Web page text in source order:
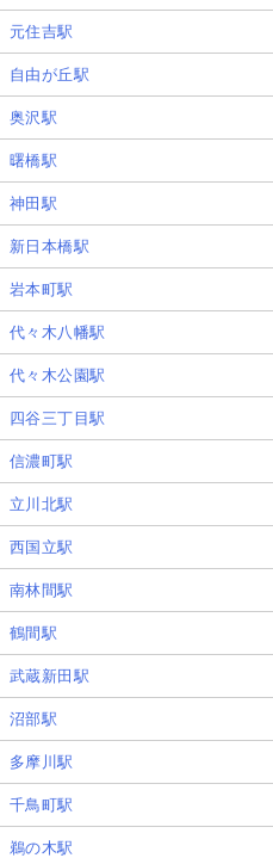
元住吉駅
自由が丘駅
奥沢駅
曙橋駅
神田駅
新日本橋駅
岩本町駅
代々木八幡駅
代々木公園駅
四谷三丁目駅
信濃町駅
立川北駅
西国立駅
南林間駅
鶴間駅
武蔵新田駅
沼部駅
多摩川駅
千鳥町駅
鵜の木駅